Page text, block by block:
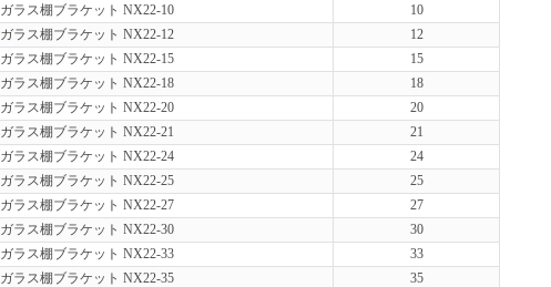
ガラス棚ブラケット NX22-10
10
ガラス棚ブラケット NX22-12
12
ガラス棚ブラケット NX22-15
15
ガラス棚ブラケット NX22-18
18
ガラス棚ブラケット NX22-20
20
ガラス棚ブラケット NX22-21
21
ガラス棚ブラケット NX22-24
24
ガラス棚ブラケット NX22-25
25
ガラス棚ブラケット NX22-27
27
ガラス棚ブラケット NX22-30
30
ガラス棚ブラケット NX22-33
33
ガラス棚ブラケット NX22-35 35